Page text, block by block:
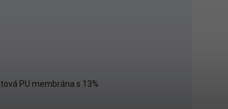
PU membrána s 13%